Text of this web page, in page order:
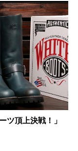
ツ頂上決戦！」